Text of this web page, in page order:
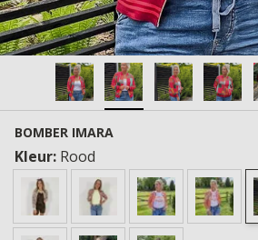
BOMBER IMARA
Kleur: Rood